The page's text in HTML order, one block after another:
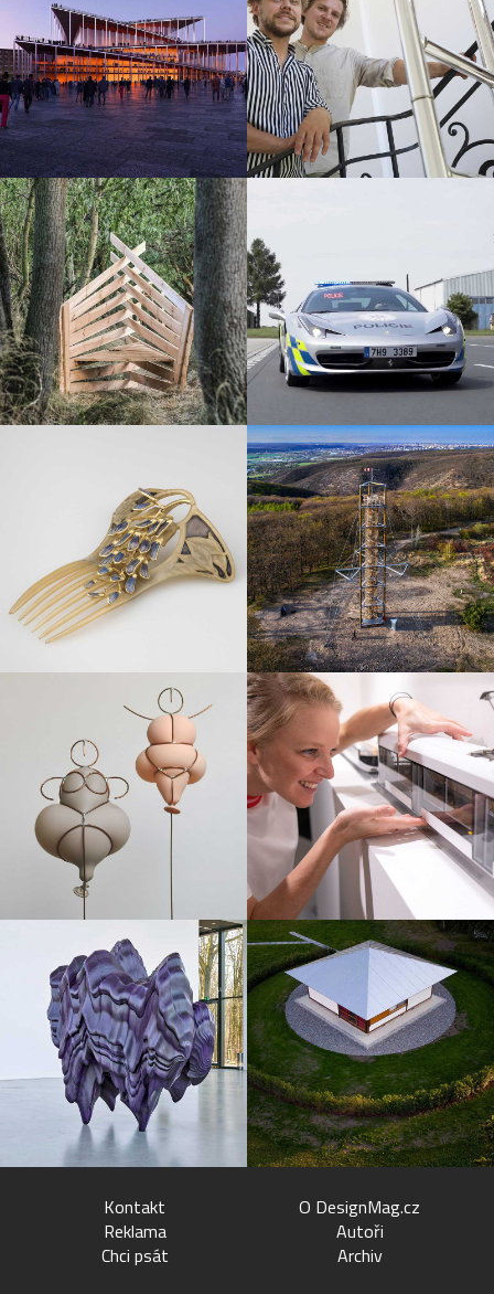
Kontakt
Reklama
Chci psát
O DesignMag.cz
Autoři
Archiv